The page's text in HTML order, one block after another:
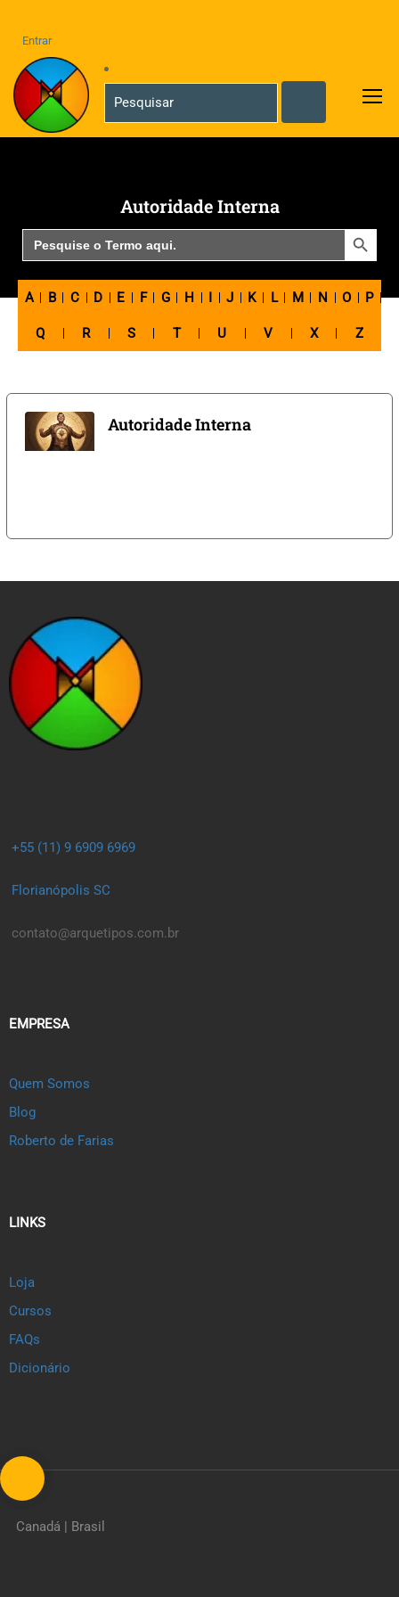
Entrar
Autoridade Interna
Search
for:
SEARCH BUTTON
A B C D E F G H I J K L M N O P
Q R S T U V X Z
Autoridade Interna
+55 (11) 9 6909 6969
Florianópolis SC
contato@arquetipos.com.br
EMPRESA
Quem Somos
Blog
Roberto de Farias
LINKS
Loja
Cursos
FAQs
Dicionário
Canadá | Brasil